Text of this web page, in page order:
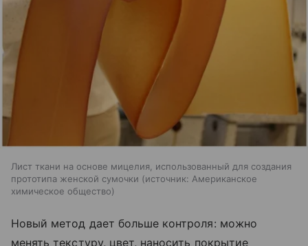
Лист ткани на основе мицелия, использованный для создания
прототипа женской сумочки
источник: Американское
химическое общество
Новый метод дает больше контроля: можно
менять текстуру, цвет, наносить покрытие